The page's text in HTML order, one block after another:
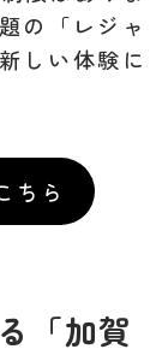
の「レジャ
しい体験に
ちら
「加賀